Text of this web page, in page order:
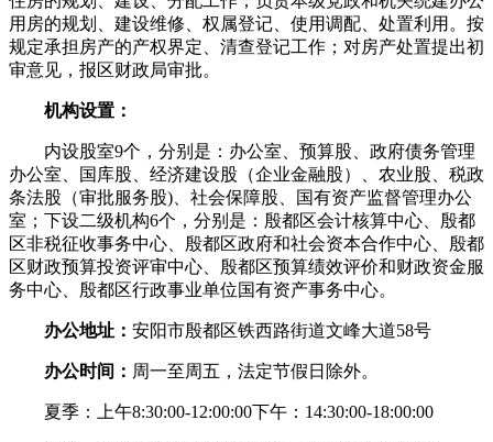
用房的规划、建设维修、权属登记、使用调配、处置利用。按
规定承担房产的产权界定、清查登记工作；对房产处置提出初
审意见，报区财政局审批。
机构设置：
内设股室9个，分别是：办公室、预算股、政府债务管理
办公室、国库股、经济建设股（企业金融股）、农业股、税政
条法股（审批服务股)、社会保障股、国有资产监督管理办公
室；下设二级机构6个，分别是：殷都区会计核算中心、殷都
区非税征收事务中心、殷都区政府和社会资本合作中心、殷都
区财政预算投资评审中心、殷都区预算绩效评价和财政资金服
务中心、殷都区行政事业单位国有资产事务中心。
办公地址： 安阳市殷都区铁西路街道文峰大道58号
办公时间： 周一至周五，法定节假日除外。
夏季：上午8:30:00-12:00:00下午：14:30:00-18:00:00